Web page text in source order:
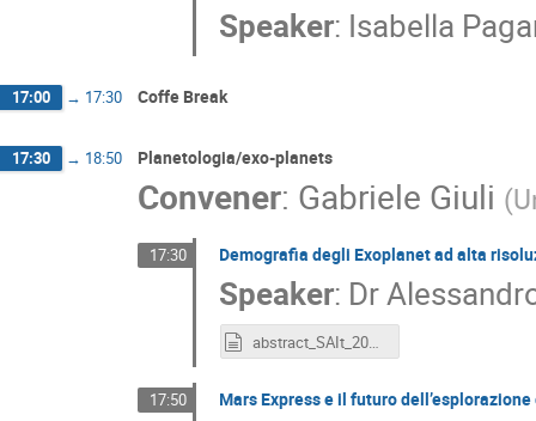
Speaker: Isabella
17:00 → 17:30 Coffe Break
17:30 → 18:50 Planetologia/exo-planets
Convener: Gabriele Giuli (
17:30 Demografia degli Exoplanet ad alta
Speaker: Dr
abstract_SAIt_2023.txt
17:50 Mars Express e il futuro